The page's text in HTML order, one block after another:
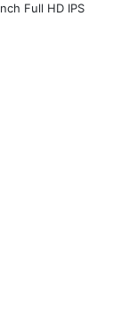
Full HD IPS